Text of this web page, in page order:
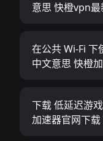
意思 快橙vpn最
在公共 Wi-Fi 下
中文意思 快橙
下载 低延迟游
加速器官网下